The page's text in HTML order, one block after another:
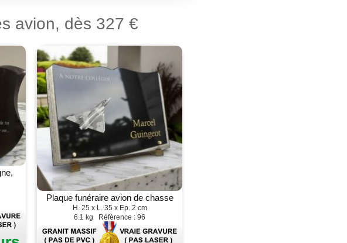
avion, dès 327 €
Plaque funéraire avion de chasse
H. 25 x L. 35 x Ep. 2 cm
6.1 kg Référence : 96